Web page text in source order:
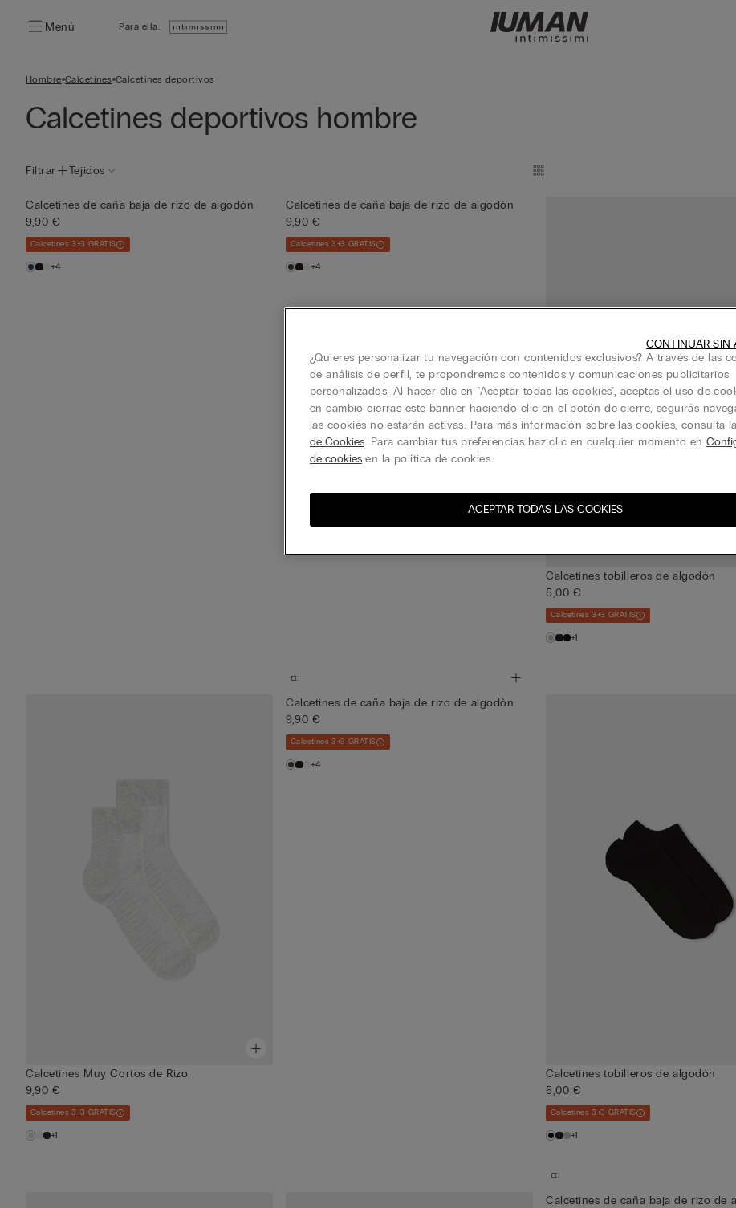
Menú Para ella:
Hombre Calcetines Calcetines deportivos
Calcetines deportivos hombre
Filtrar Tejidos
Calcetines de caña baja de rizo de algodón
9,90 €
Calcetines 3+3 GRATIS
+4
Calcetines de caña baja de rizo de algodón
9,90 €
Calcetines 3+3 GRATIS
+4
Calcetines tobilleros de algodón
5,00 €
Calcetines 3+3 GRATIS
+1
Calcetines Muy Cortos de Rizo
9,90 €
Calcetines 3+3 GRATIS
+1
Calcetines de caña baja de rizo de algodón
9,90 €
Calcetines 3+3 GRATIS
+4
Calcetines tobilleros de algodón
5,00 €
Calcetines 3+3 GRATIS
+1
Calcetines de caña baja de rizo de
¿Quieres personalizar tu navegación con contenidos exclusivos? A través de las
de análisis de perfil, te propondremos contenidos y comunicaciones publicitarios
personalizados. Al hacer clic en "Aceptar todas las cookies", aceptas el uso de
en cambio cierras este banner haciendo clic en el botón de cierre, seguirás
las cookies no estarán activas. Para más información sobre las cookies, consulta la
de Cookies. Para cambiar tus preferencias haz clic en cualquier momento en
de cookies en la política de cookies.
ACEPTAR TODAS LAS COOKIES
CONTINUAR SIN